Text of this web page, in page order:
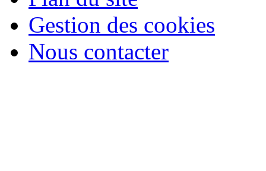
Gestion des cookies
Nous contacter